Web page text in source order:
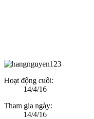
Hoạt động cuối:
14/4/16
Tham gia ngày:
14/4/16